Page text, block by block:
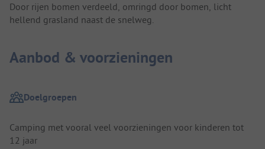
Door rijen bomen verdeeld, omringd door bomen, licht
hellend grasland naast de snelweg.
Aanbod & voorzieningen
Doelgroepen
Camping met vooral veel voorzieningen voor kinderen tot
12 jaar